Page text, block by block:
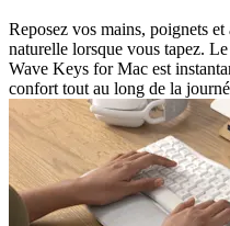
Reposez vos mains, poignets
naturelle lorsque vous tapez.
Wave Keys for Mac est
confort tout au long de la